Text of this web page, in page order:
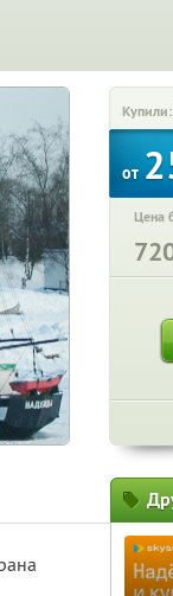
Купили:
от
Цена